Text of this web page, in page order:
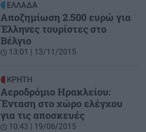
ΕΛΛΑΔΑ
Αποζημίωση 2.500 ευρώ για
Έλληνες τουρίστες στο
Βέλγιο
13:01 | 13/11/2015
ΚΡΗΤΗ
Αεροδρόμιο Ηρακλείου:
Ένταση στο χώρο ελέγχου
για τις αποσκευές
10:43 | 19/06/2015